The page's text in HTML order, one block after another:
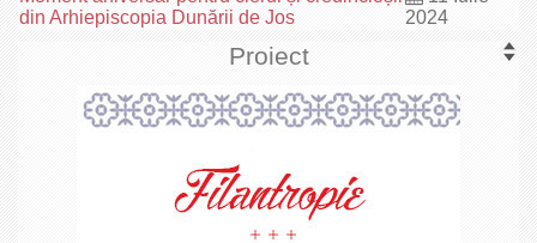
din Arhiepiscopia Dunării de Jos
2024
Proiect